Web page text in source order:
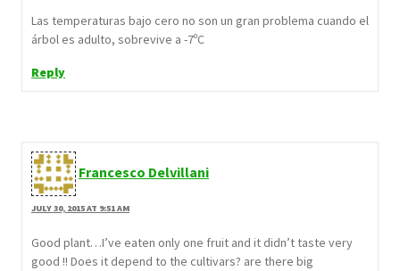
Las temperaturas bajo cero no son un gran problema cuando el
árbol es adulto, sobrevive a -7ºC
Reply
Francesco Delvillani
JULY 30, 2015 AT 9:51 AM
Good plant…I’ve eaten only one fruit and it didn’t taste very
good !! Does it depend to the cultivars? are there big